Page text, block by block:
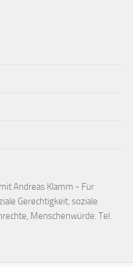
Andreas Klamm - Für
Gerechtigkeit, soziale
Menschenwürde. Tel.